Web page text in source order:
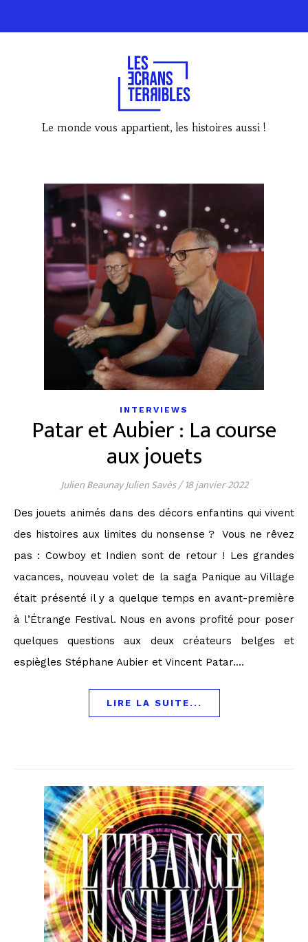
Le monde vous appartient, les histoires aussi !
INTERVIEWS
Patar et Aubier : La course
aux jouets
Julien Beaunay Julien Savès/ 18 janvier 2022
Des jouets animés dans des décors enfantins qui vivent
des histoires aux limites du nonsense ? Vous ne rêvez
pas : Cowboy et Indien sont de retour ! Les grandes
vacances, nouveau volet de la saga Panique au Village
était présenté il y a quelque temps en avant-première
à l’Étrange Festival. Nous en avons profité pour poser
quelques questions aux deux créateurs belges et
espiègles Stéphane Aubier et Vincent Patar.…
LIRE LA SUITE...